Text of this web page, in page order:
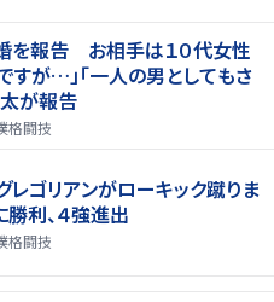
を報告 お相手は１０代女性
すが…」「一人の男としてもさ
が報告
格闘技
レゴリアンがローキック蹴りま
勝利、４強進出
格闘技